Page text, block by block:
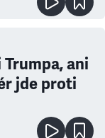
ani
jde proti